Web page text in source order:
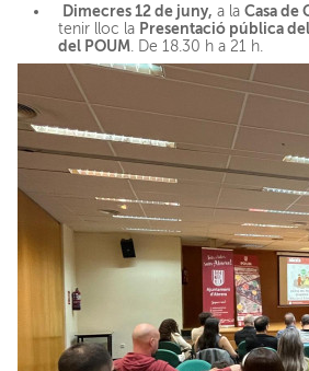
Dimecres 12 de juny, a laCasa de
tenir lloc la Presentació pública
del POUM . De 18.30 h a 21 h.